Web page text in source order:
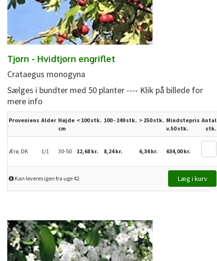
Tjørn - Hvidtjørn engriflet
Crataegus monogyna
Sælges i bundter med 50 planter ---- Klik på billede for
mere info
Proveniens Alder Højde
cm
< 100 stk. 100 - 249 stk. > 250stk. Mindstepris
v.50 stk.
Antal
stk.
Ærø, DK 1/1 30-50 12,68 kr. 8,24 kr. 6,34 kr. 634,00 kr.
Kan leveres igen fra uge 42